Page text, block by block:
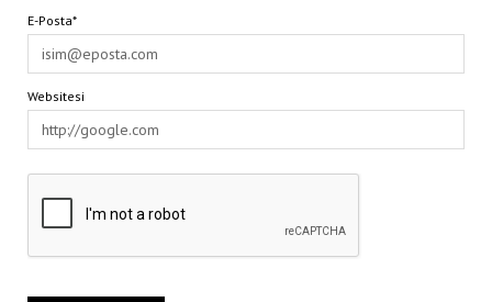
E-Posta*
Websitesi